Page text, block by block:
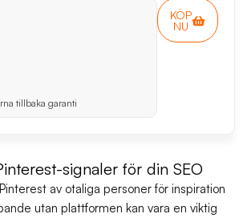
tillbaka garanti
KÖP
NU
signaler för din SEO
av otaliga personer för inspiration
utan plattformen kan vara en viktig